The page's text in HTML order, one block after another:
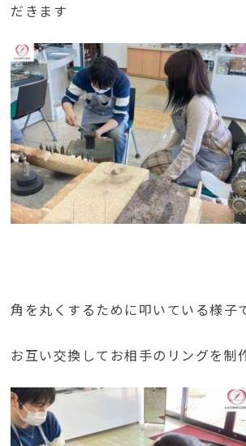
だきます
角を丸くするために叩いている様子
お互い交換してお相手のリングを制